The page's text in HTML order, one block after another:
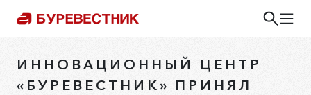
ИННОВАЦИОННЫЙ ЦЕНТР
«БУРЕВЕСТНИК» ПРИНЯЛ